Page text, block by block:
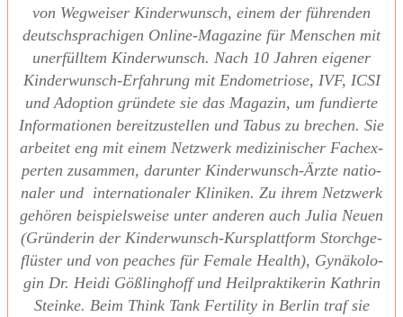
von Weg­wei­ser Kin­der­wunsch, einem der füh­ren­den
deutsch­spra­chi­gen Online-Maga­zi­ne für Men­schen mit
uner­füll­tem Kin­der­wunsch. Nach 10 Jah­ren eige­ner
Kin­der­wunsch-Erfah­rung mit Endo­me­trio­se, IVF, ICSI
und Adop­ti­on grün­de­te sie das Maga­zin, um fun­dier­te
Infor­ma­tio­nen bereit­zu­stel­len und Tabus zu bre­chen. Sie
arbei­tet eng mit einem Netz­werk medi­zi­ni­scher Fach­ex­
per­ten zusam­men, dar­un­ter Kin­der­wunsch-Ärz­te natio­
na­ler und inter­na­tio­na­ler Kli­ni­ken. Zu ihrem Netz­werk
gehö­ren bei­spiels­wei­se unter ande­ren auch Julia Neu­en
(Grün­de­rin der Kin­der­wunsch-Kurs­platt­form Storch­ge­
flüs­ter und von pea­ches für Fema­le Health), Gynä­ko­lo­
gin Dr. Hei­di Göß­ling­hoff und Heil­prak­ti­ke­rin Kath­rin
Stein­ke. Beim Think Tank Fer­ti­li­ty in Ber­lin traf sie